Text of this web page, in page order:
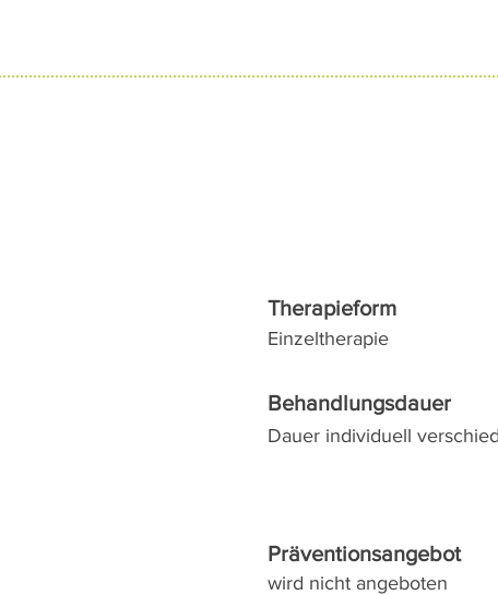
Therapieform
Einzeltherapie
Behandlungsdauer
Dauer individuell
wird nicht angeboten
Präventionsangebot